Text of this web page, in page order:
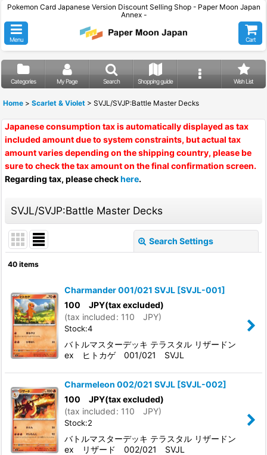
Pokemon Card Japanese Version Discount Selling Shop - Paper Moon Japan
Annex -
Menu Cart
Categories My Page Search Shopping guide Wish List
Home > Scarlet & Violet > SVJL/SVJP:Battle Master Decks
Japanese consumption tax is automatically displayed as tax
included amount due to system constraints, but actual tax
amount varies depending on the shipping country, please be
sure to check the tax amount on the final confirmation screen.
Regarding tax, please checkhere.
SVJL/SVJP:Battle Master Decks
Search Settings
In Stock
Sort by:
View
40 items
Charmander 001/021 SVJL [SVJL-001]
100 JPY(tax excluded)
(tax included: 110 JPY)
Stock:4
バトルマスターデッキ テラスタル リザードン
ex ヒトカゲ 001/021 SVJL
Charmeleon 002/021 SVJL [SVJL-002]
100 JPY(tax excluded)
(tax included: 110 JPY)
Stock:2
バトルマスターデッキ テラスタル リザードン
ex リザード 002/021 SVJL